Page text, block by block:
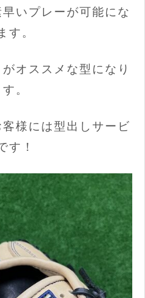
いプレーが可能にな
す。
オススメな型になり
す。
様には型出しサービ
す！